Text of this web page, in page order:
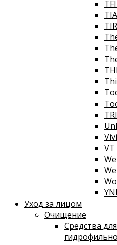
VT
Уход за лицом
Очищение
Средства